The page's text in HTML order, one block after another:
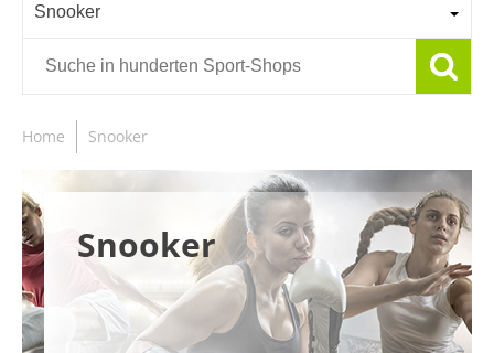
Snooker
Home Snooker
Snooker